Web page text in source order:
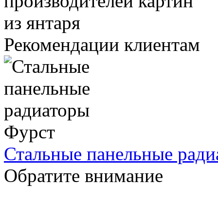
Рекомендации клиентам
Стальные панельные
Обратите внимание